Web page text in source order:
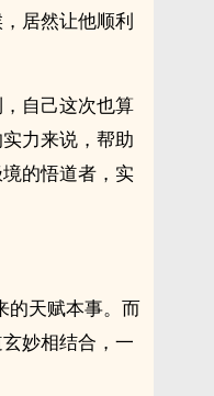
居然让他顺利
自己这次也算
力来说，帮助
的悟道者，实
的天赋本事。而
妙相结合，一